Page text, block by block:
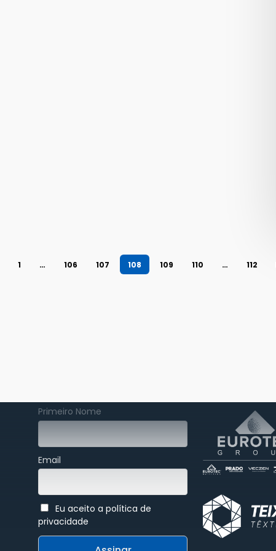
1 … 106 107 108 109 110 … 112
Primeiro Nome
Email
Eu aceito a política de
privacidade